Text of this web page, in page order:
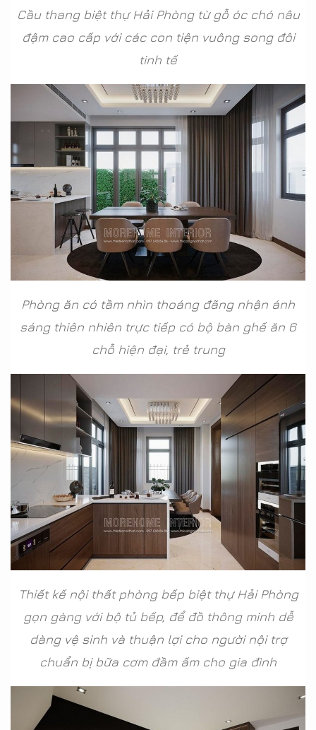
Cầu thang biệt thự Hải Phòng từ gỗ óc chó nâu
đậm cao cấp với các con tiện vuông song đôi
tinh tế
Phòng ăn có tầm nhìn thoáng đãng nhận ánh
sáng thiên nhiên trực tiếp có bộ bàn ghế ăn 6
chỗ hiện đại, trẻ trung
Thiết kế nội thất phòng bếp biệt thự Hải Phòng
gọn gàng với bộ tủ bếp, để đồ thông minh dễ
dàng vệ sinh và thuận lợi cho người nội trợ
chuẩn bị bữa cơm đầm ấm cho gia đình